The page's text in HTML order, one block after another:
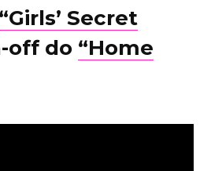
“Girls’ Secret
off do “Home